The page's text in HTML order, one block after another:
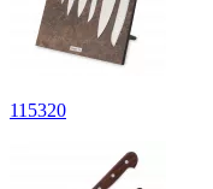
115320